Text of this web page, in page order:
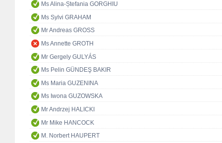
Ms Alina-Ștefania GORGHIU
Ms Sylvi GRAHAM
Mr Andreas GROSS
Ms Annette GROTH
Mr Gergely GULYÁS
Ms Pelin GÜNDEŞ BAKIR
Ms Maria GUZENINA
Ms Iwona GUZOWSKA
Mr Andrzej HALICKI
Mr Mike HANCOCK
M. Norbert HAUPERT